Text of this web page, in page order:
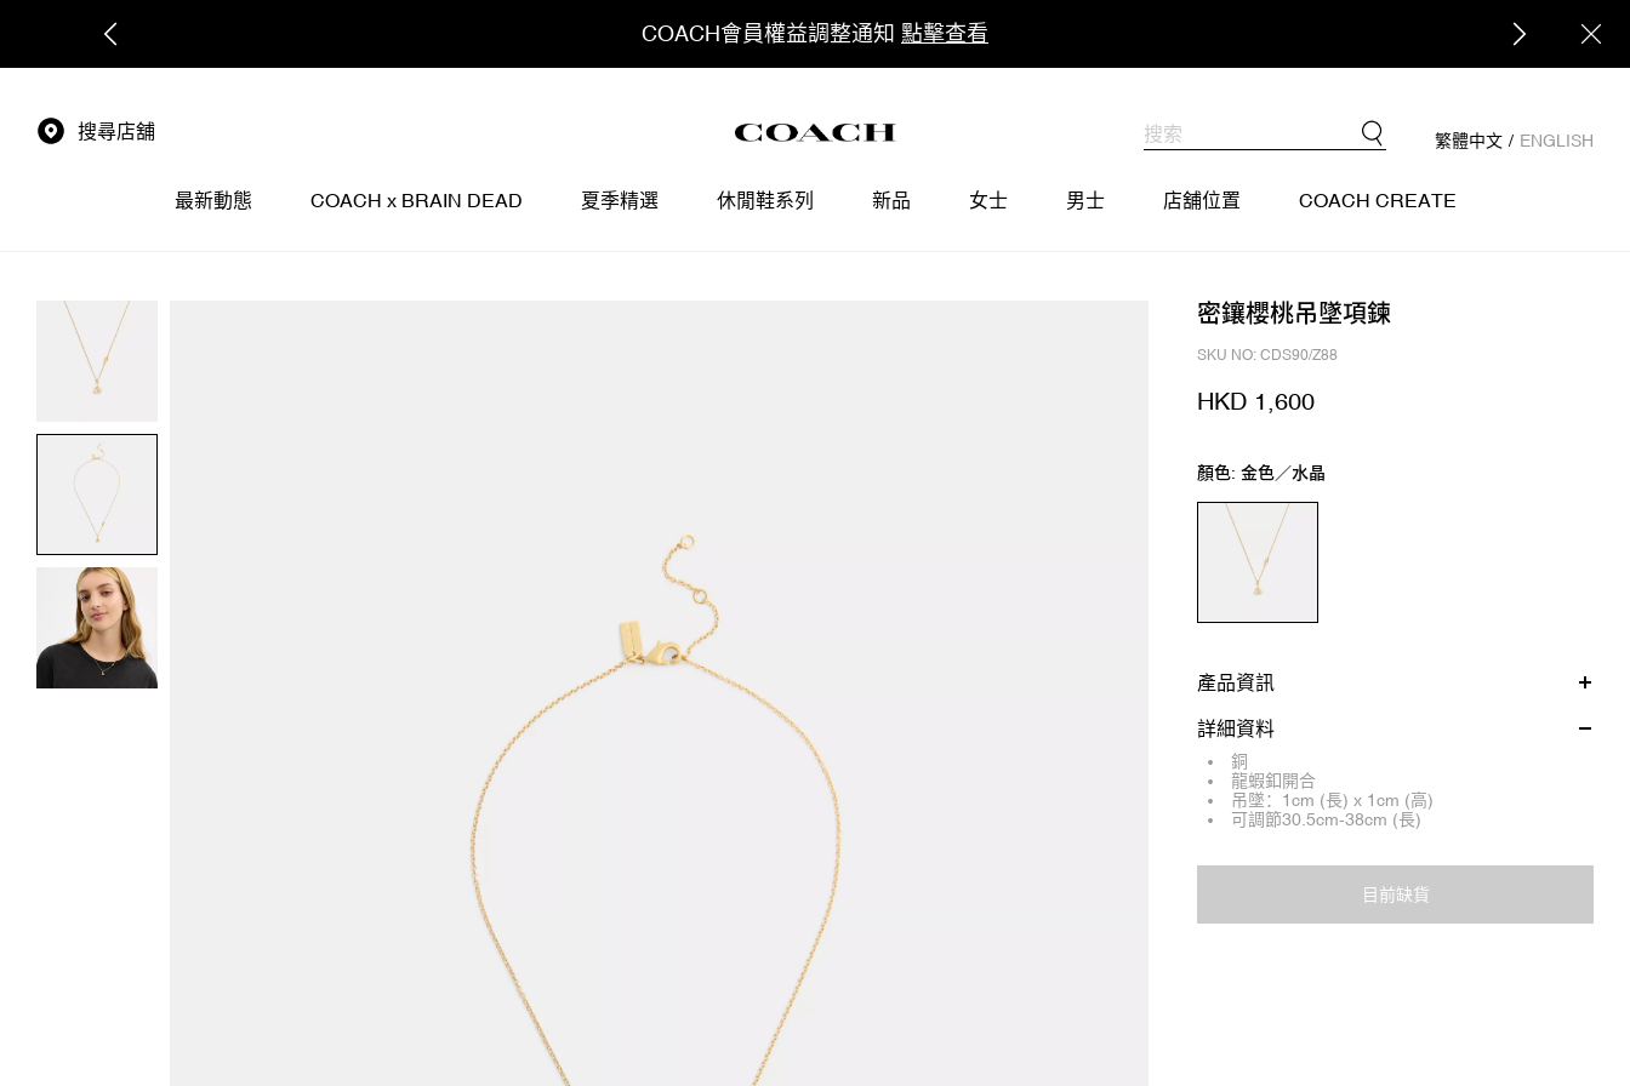
COACH會員權益調整通知 點擊查看
搜尋店舖 繁體中文 / ENGLISH
最新動態 COACH x BRAIN DEAD 夏季精選 休閒鞋系列 新品 女士 男士 店舖位置 COACH CREATE
密鑲櫻桃吊墜項鍊
SKU NO: CDS90/Z88
HKD 1,600
顏色: 金色／水晶
產品資訊
詳細資料
銅
龍蝦釦開合
吊墜：1cm (長) x 1cm (高)
可調節30.5cm-38cm (長)
目前缺貨